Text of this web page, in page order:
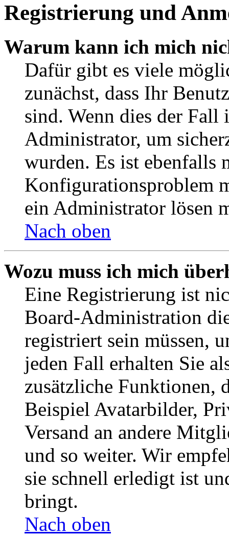
Registrierung und
Warum kann ich mich
Dafür gibt es viele
zunächst, dass Ihr
sind. Wenn dies der Fall
Administrator, um
wurden. Es ist ebenfalls
Konfigurationsproblem
ein Administrator lösen
Nach oben
Wozu muss ich mich
Eine Registrierung ist
Board-Administration
registriert sein müssen,
jeden Fall erhalten Sie
zusätzliche Funktionen,
Beispiel Avatarbilder,
Versand an andere
und so weiter. Wir
sie schnell erledigt ist
bringt.
Nach oben